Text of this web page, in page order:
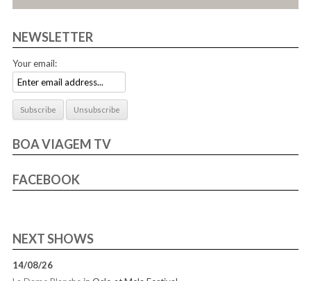
NEWSLETTER
Your email:
BOA VIAGEM TV
FACEBOOK
NEXT SHOWS
14/08/26